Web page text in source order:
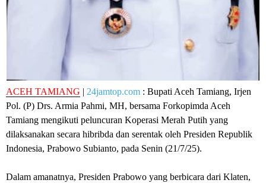
ACEH TAMIANG | 24jamtop.com : Bupati Aceh Tamiang, Irjen
Pol. (P) Drs. Armia Pahmi, MH, bersama Forkopimda Aceh
Tamiang mengikuti peluncuran Koperasi Merah Putih yang
dilaksanakan secara hibribda dan serentak oleh Presiden Republik
Indonesia, Prabowo Subianto, pada Senin (21/7/25).
Dalam amanatnya, Presiden Prabowo yang berbicara dari Klaten,